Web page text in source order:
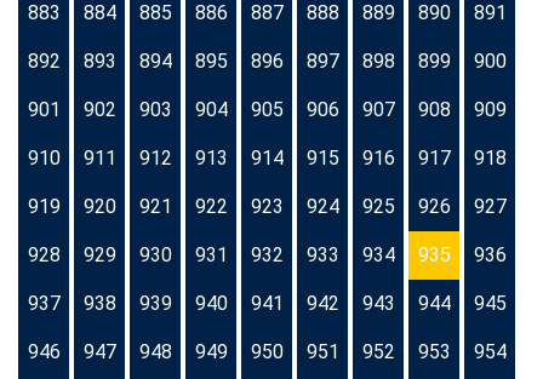
883 884 885 886 887 888 889 890 891
892 893 894 895 896 897 898 899 900
901 902 903 904 905 906 907 908 909
910 911 912 913 914 915 916 917 918
919 920 921 922 923 924 925 926 927
928 929 930 931 932 933 934 935 936
937 938 939 940 941 942 943 944 945
946 947 948 949 950 951 952 953 954